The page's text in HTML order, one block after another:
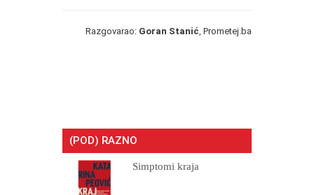
Razgovarao: Goran Stanić , Prometej.ba
(POD) RAZNO
Simptomi kraja